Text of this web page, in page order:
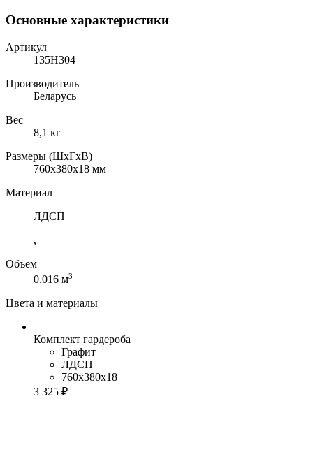
Основные характеристики
Артикул
135H304
Производитель
Беларусь
Вес
8,1 кг
Размеры (ШхГхВ)
760x380x18 мм
Материал
ЛДСП
,
Объем
0.016 м3
Цвета и материалы
Комплект гардероба
Графит
ЛДСП
760x380x18
3 325 ₽